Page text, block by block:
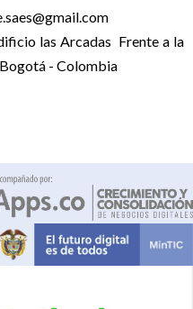
las Arcadas Frente a la
- Colombia